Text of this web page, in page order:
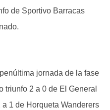
de Sportivo Barracas
jornada de la fase
triunfo 2 a 0 de El General
1 de Horqueta Wanderers